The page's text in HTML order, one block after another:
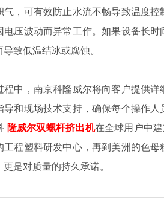
气，可有效防止水流不畅导致温度
电压波动而异常工作。如果设备长
致低温结冰或腐蚀。
程中，南京科隆威尔将向客户提供
导和现场技术支持，确保每个操作
隆威尔双螺杆挤出机在全球用户中
工程塑料研发中心，再到美洲的色
是对质量的持久承诺。